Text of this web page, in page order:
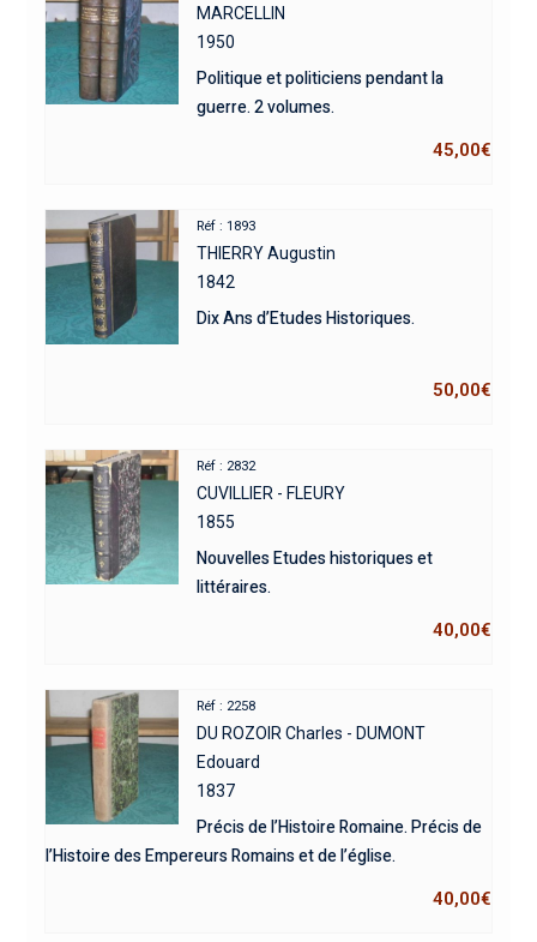
MARCELLIN
1950
Politique et politiciens pendant la
guerre. 2 volumes.
45,00€
Réf : 1893
THIERRY Augustin
1842
Dix Ans d’Etudes Historiques.
50,00€
Réf : 2832
CUVILLIER - FLEURY
1855
Nouvelles Etudes historiques et
littéraires.
40,00€
Réf : 2258
DU ROZOIR Charles - DUMONT
Edouard
1837
Précis de l’Histoire Romaine. Précis de
l’Histoire des Empereurs Romains et de l’église.
40,00€